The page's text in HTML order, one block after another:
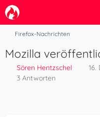
Firefox-Nachrichten
Mozilla
Sören Hentzschel
16.
3 Antworten